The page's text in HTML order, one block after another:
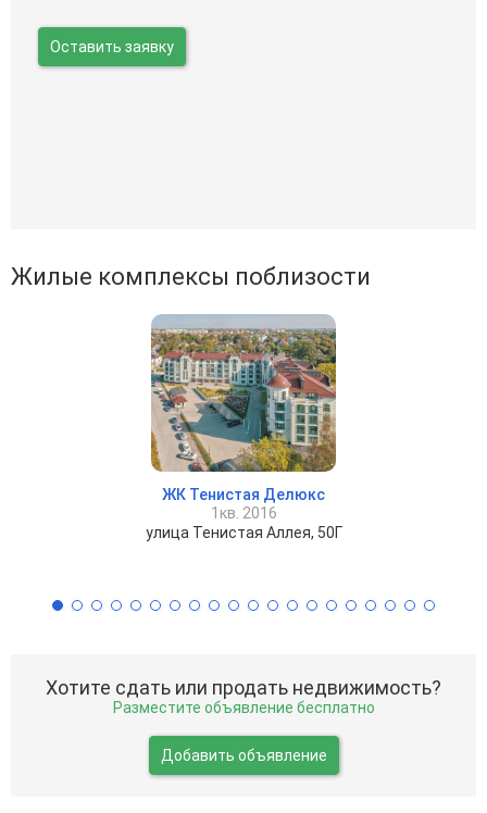
Оставить заявку
Жилые комплексы поблизости
ЖК Тенистая Делюкс
1кв. 2016
улица Тенистая Аллея, 50Г
Хотите сдать или продать недвижимость?
Разместите объявление бесплатно
Добавить объявление